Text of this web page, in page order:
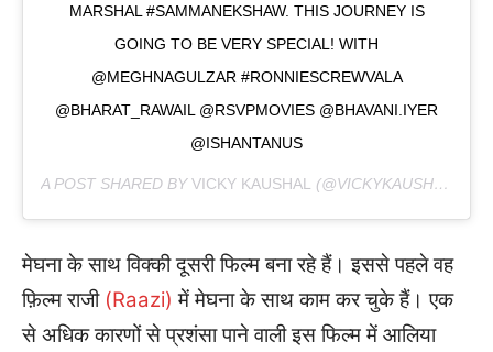
MARSHAL #SAMMANEKSHAW. THIS JOURNEY IS
GOING TO BE VERY SPECIAL! WITH
@MEGHNAGULZAR #RONNIESCREWVALA
@BHARAT_RAWAIL @RSVPMOVIES @BHAVANI.IYER
@ISHANTANUS
A POST SHARED BYVICKY KAUSHAL (@VICKYKAUSHAL09) ON
मेघना के साथ विक्की दूसरी फिल्म बना रहे हैं। इससे पहले वह
फ़िल्म राजी(Raazi) में मेघना के साथ काम कर चुके हैं। एक
से अधिक कारणों से प्रशंसा पाने वाली इस फिल्म में आलिया